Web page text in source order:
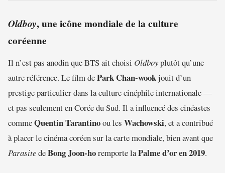
Oldboy, une icône mondiale de la culture
coréenne
Il n’est pas anodin que BTS ait choisi Oldboyplutôt qu’une
autre référence. Le film dePark Chan-wookjouit d’un
prestige particulier dans la culture cinéphile internationale —
et pas seulement en Corée du Sud. Il a influencé des cinéastes
commeQuentin Tarantinoou les Wachowski, et a contribué
à placer le cinéma coréen sur la carte mondiale, bien avant que
ParasitedeBong Joon-horemporte laPalme d’or en 2019.